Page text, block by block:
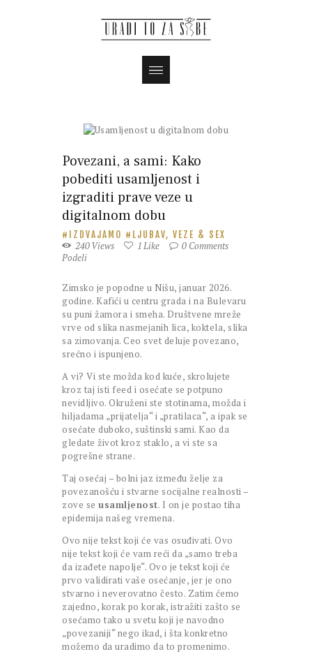
Povezani, a sami: Kako
pobediti usamljenost i
izgraditi prave veze u
digitalnom dobu
IZDVAJAMO LJUBAV, VEZE & SEX
240Views 1 Like 0 Comments
Podeli
Zimsko je popodne u Nišu, januar 2026.
godine. Kafići u centru grada i na Bulevaru
su puni žamora i smeha. Društvene mreže
vrve od slika nasmejanih lica, koktela, slika
sa zimovanja. Ceo svet deluje povezano,
srećno i ispunjeno.
A vi? Vi ste možda kod kuće, skrolujete
kroz taj isti feed i osećate se potpuno
nevidljivo. Okruženi ste stotinama, možda i
hiljadama „prijatelja“ i „pratilaca“, a ipak se
osećate duboko, suštinski sami. Kao da
gledate život kroz staklo, a vi ste sa
pogrešne strane.
Taj osećaj – bolni jaz između želje za
povezanošću i stvarne socijalne realnosti –
zove se usamljenost. I on je postao tiha
epidemija našeg vremena.
Ovo nije tekst koji će vas osuđivati. Ovo
nije tekst koji će vam reći da „samo treba
da izađete napolje“. Ovo je tekst koji će
prvo validirati vaše osećanje, jer je ono
stvarno i neverovatno često. Zatim ćemo
zajedno, korak po korak, istražiti zašto se
osećamo tako u svetu koji je navodno
„povezaniji“ nego ikad, i šta konkretno
možemo da uradimo da to promenimo.